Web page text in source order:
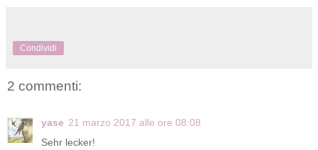
Condividi
2 commenti:
yase 21 marzo 2017 alle ore 08:08
Sehr lecker!